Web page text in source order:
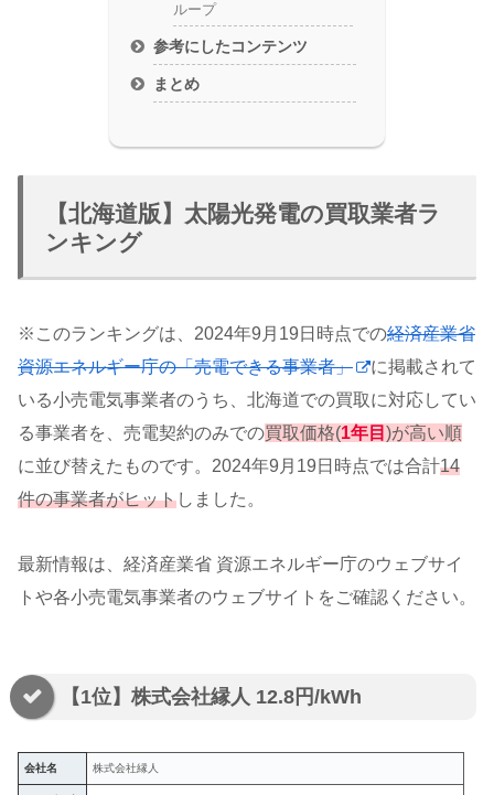
ループ
参考にしたコンテンツ
まとめ
【北海道版】太陽光発電の買取業者ラ
ンキング
※このランキングは、2024年9月19日時点での経済産業省
資源エネルギー庁の「売電できる事業者」
に掲載されて
いる小売電気事業者のうち、北海道での買取に対応してい
る事業者を、売電契約のみでの買取価格(1年目 )が高い順
に並び替えたものです。2024年9月19日時点では合計14
件の事業者がヒットしました。
最新情報は、経済産業省 資源エネルギー庁のウェブサイ
トや各小売電気事業者のウェブサイトをご確認ください。
【1位】株式会社縁人 12.8円/kWh
会社名 株式会社縁人